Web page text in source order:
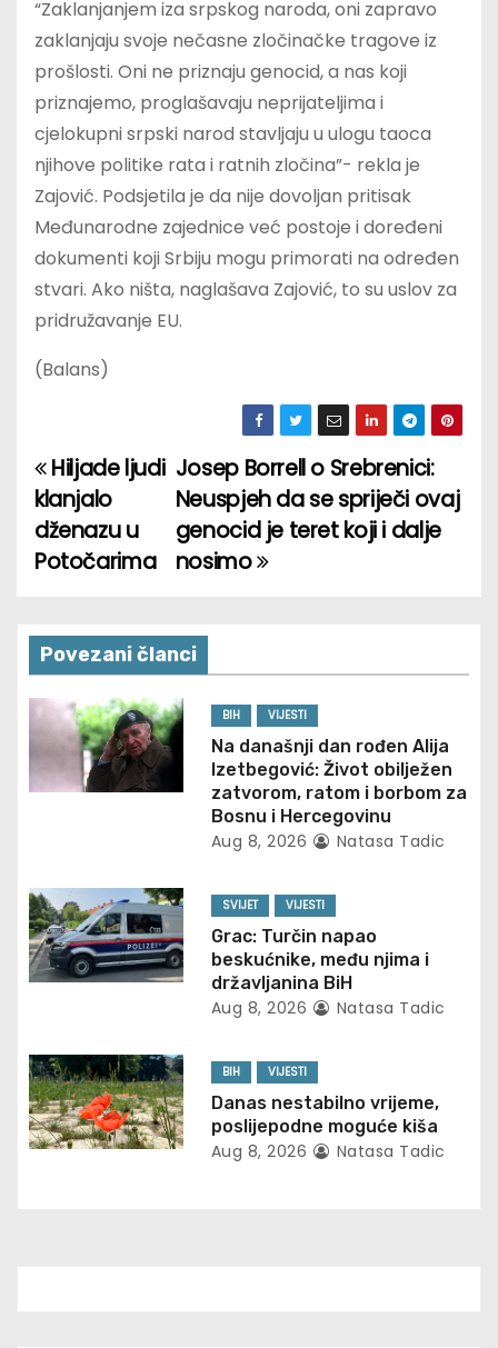
“Zaklanjanjem iza srpskog naroda, oni zapravo
zaklanjaju svoje nečasne zločinačke tragove iz
prošlosti. Oni ne priznaju genocid, a nas koji
priznajemo, proglašavaju neprijateljima i
cjelokupni srpski narod stavljaju u ulogu taoca
njihove politike rata i ratnih zločina”- rekla je
Zajović. Podsjetila je da nije dovoljan pritisak
Međunarodne zajednice već postoje i doređeni
dokumenti koji Srbiju mogu primorati na određen
stvari. Ako ništa, naglašava Zajović, to su uslov za
pridružavanje EU.
(Balans)
P
o
s
n
a
v
i
a
t
i
n
Josep Borrell o Srebrenici:
Neuspjeh da se spriječi ovaj
genocid je teret koji i dalje
nosimo
Hiljade ljudi
klanjalo
dženazu u
Potočarima
Povezani članci
BIH VIJESTI
Na današnji dan rođen Alija
Izetbegović: Život obilježen
zatvorom, ratom i borbom za
Bosnu i Hercegovinu
Aug 8, 2026 Natasa Tadic
SVIJET VIJESTI
Grac: Turčin napao
beskućnike, među njima i
državljanina BiH
Aug 8, 2026 Natasa Tadic
BIH VIJESTI
Danas nestabilno vrijeme,
poslijepodne moguće kiša
Aug 8, 2026 Natasa Tadic